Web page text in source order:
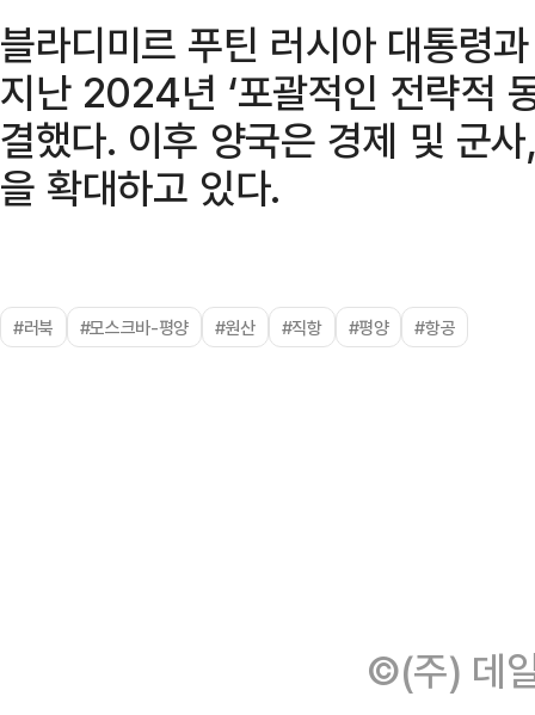
블라디미르 푸틴 러시아 대통령
지난 2024년 ‘포괄적인 전략적
결했다. 이후 양국은 경제 및 군
을 확대하고 있다.
#러북 #모스크바-평양 #원산 #직항 #평양 #항공
©(주) 데